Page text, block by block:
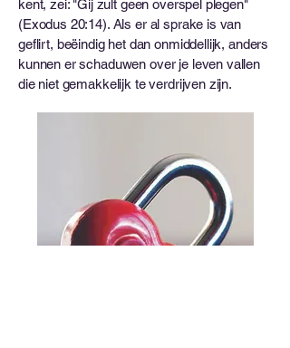
kent, zei: "Gij zult geen overspel plegen"
(Exodus 20:14). Als er al sprake is van
geflirt, beëindig het dan onmiddellijk, anders
kunnen er schaduwen over je leven vallen
die niet gemakkelijk te verdrijven zijn.